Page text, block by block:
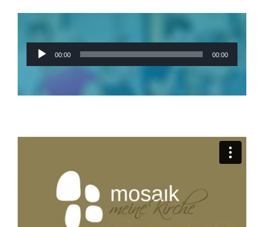
Audio-00:00 00:00